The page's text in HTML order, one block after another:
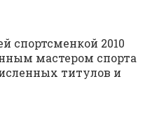
спортсменкой 2010
мастером спорта
титулов и